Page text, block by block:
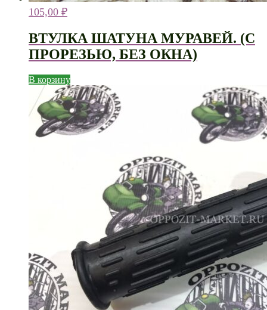
105,00 ₽
ВТУЛКА ШАТУНА МУРАВЕЙ. (С
ПРОРЕЗЬЮ, БЕЗ ОКНА)
В корзину